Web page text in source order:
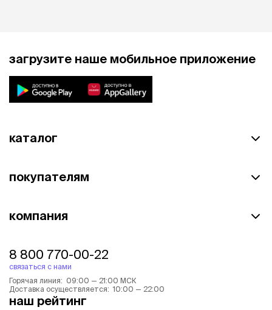
загрузите наше мобильное приложение
каталог
покупателям
компания
8 800 770-00-22
связаться с нами
Горячая линия: 09:00 — 21:00 МСК
Доставка осуществляется: 10:00 — 22:00
наш рейтинг